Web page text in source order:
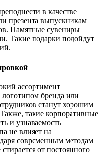
в качестве
презента выпускникам
Памятные сувениры
Такие подарки подойдут
ассортимент
бренда или
станут хорошим
такие корпоративные
и узнаваемость
не влияет на
современным методам
от постоянного